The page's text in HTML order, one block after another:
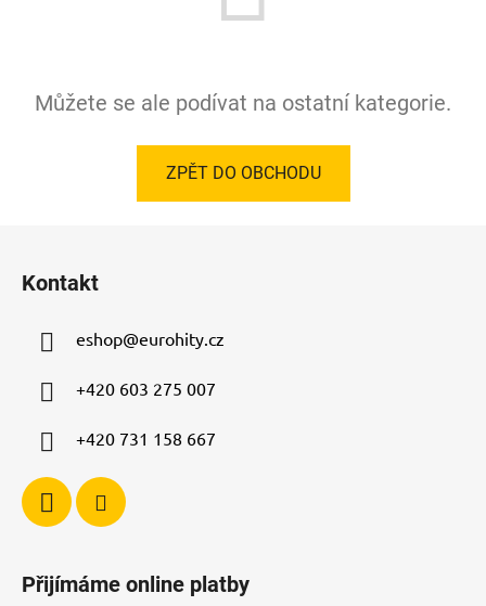
Můžete se ale podívat na ostatní kategorie.
ZPĚT DO OBCHODU
Kontakt
eshop@eurohity.cz
+420 603 275 007
+420 731 158 667
Přijímáme online platby